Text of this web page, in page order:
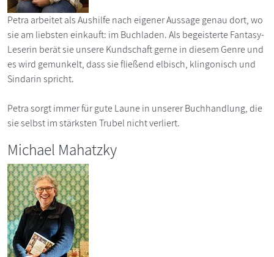
Petra arbeitet als Aushilfe nach eigener Aussage genau dort, wo
sie am liebsten einkauft: im Buchladen. Als begeisterte Fantasy-
Leserin berät sie unsere Kundschaft gerne in diesem Genre und
es wird gemunkelt, dass sie fließend elbisch, klingonisch und
Sindarin spricht.
Petra sorgt immer für gute Laune in unserer Buchhandlung, die
sie selbst im stärksten Trubel nicht verliert.
Michael Mahatzky